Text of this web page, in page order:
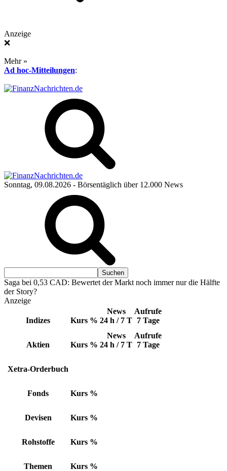
Anzeige
❌
Mehr »
Ad hoc-Mitteilungen:
Sonntag, 09.08.2026 - Börsentäglich über 12.000 News
Saga bei 0,53 CAD: Bewertet der Markt noch immer nur die Hälfte
der Story?
Anzeige
Indizes Kurs %
News
24 h / 7 T
Aufrufe
7 Tage
Aktien Kurs %
News
24 h / 7 T
Aufrufe
7 Tage
Xetra-Orderbuch
Fonds Kurs %
Devisen Kurs %
Rohstoffe Kurs %
Themen Kurs %